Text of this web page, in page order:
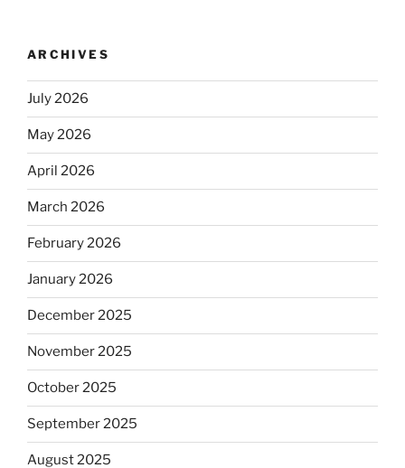
ARCHIVES
July 2026
May 2026
April 2026
March 2026
February 2026
January 2026
December 2025
November 2025
October 2025
September 2025
August 2025